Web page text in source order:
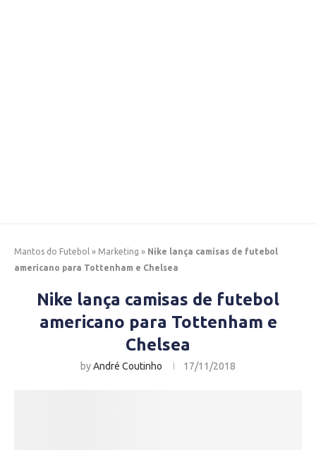
Mantos do Futebol » Marketing » Nike lança camisas de futebol
americano para Tottenham e Chelsea
Nike lança camisas de futebol
americano para Tottenham e
Chelsea
byAndré Coutinho 17/11/2018